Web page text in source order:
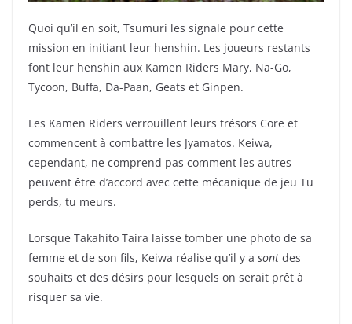
Quoi qu’il en soit, Tsumuri les signale pour cette
mission en initiant leur henshin. Les joueurs restants
font leur henshin aux Kamen Riders Mary, Na-Go,
Tycoon, Buffa, Da-Paan, Geats et Ginpen.
Les Kamen Riders verrouillent leurs trésors Core et
commencent à combattre les Jyamatos. Keiwa,
cependant, ne comprend pas comment les autres
peuvent être d’accord avec cette mécanique de jeu Tu
perds, tu meurs.
Lorsque Takahito Taira laisse tomber une photo de sa
femme et de son fils, Keiwa réalise qu’il y a sont des
souhaits et des désirs pour lesquels on serait prêt à
risquer sa vie.